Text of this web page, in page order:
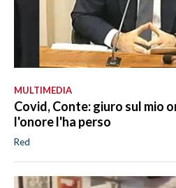
MULTIMEDIA
Covid, Conte: giuro sul mio
l'onore l'ha perso
Red